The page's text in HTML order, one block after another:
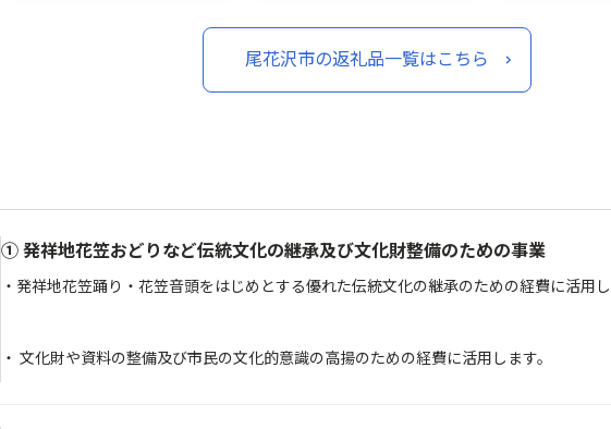
尾花沢市の返礼品一覧はこちら
① 発祥地花笠おどりなど伝統文化の継承及び文化財整備のための事業
・発祥地花笠踊り・花笠音頭をはじめとする優れた伝統文化の継承のための経費に活用
・ 文化財や資料の整備及び市民の文化的意識の高揚のための経費に活用します。